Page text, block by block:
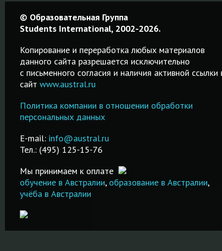
Частные
школы за
рубежом
Среднее
образование в
частных
школах-
пансионах
Великобритании,
Австралии и др.
стран!
ПОДРОБНЕЕ
Сдай в
СВОЁМ
городе!
Простая
процедура
IELTS! Удобный
поиск города и
экзамена!
Среднее,
© Образовательная Группа
Students International, 2002-2026.
Копирование и переработка любых материалов
данного сайта разрешается исключительно
c письменного согласия и наличия активной ссылки
сайт www.austral.ru
Политика компании в отношении обработки
персональных данных
E-mail: info@austral.ru
Тел.: (495) 125-15-76
Мы принимаем к оплате
обучение в Австралии, образование в Австралии,
учёба в Австралии